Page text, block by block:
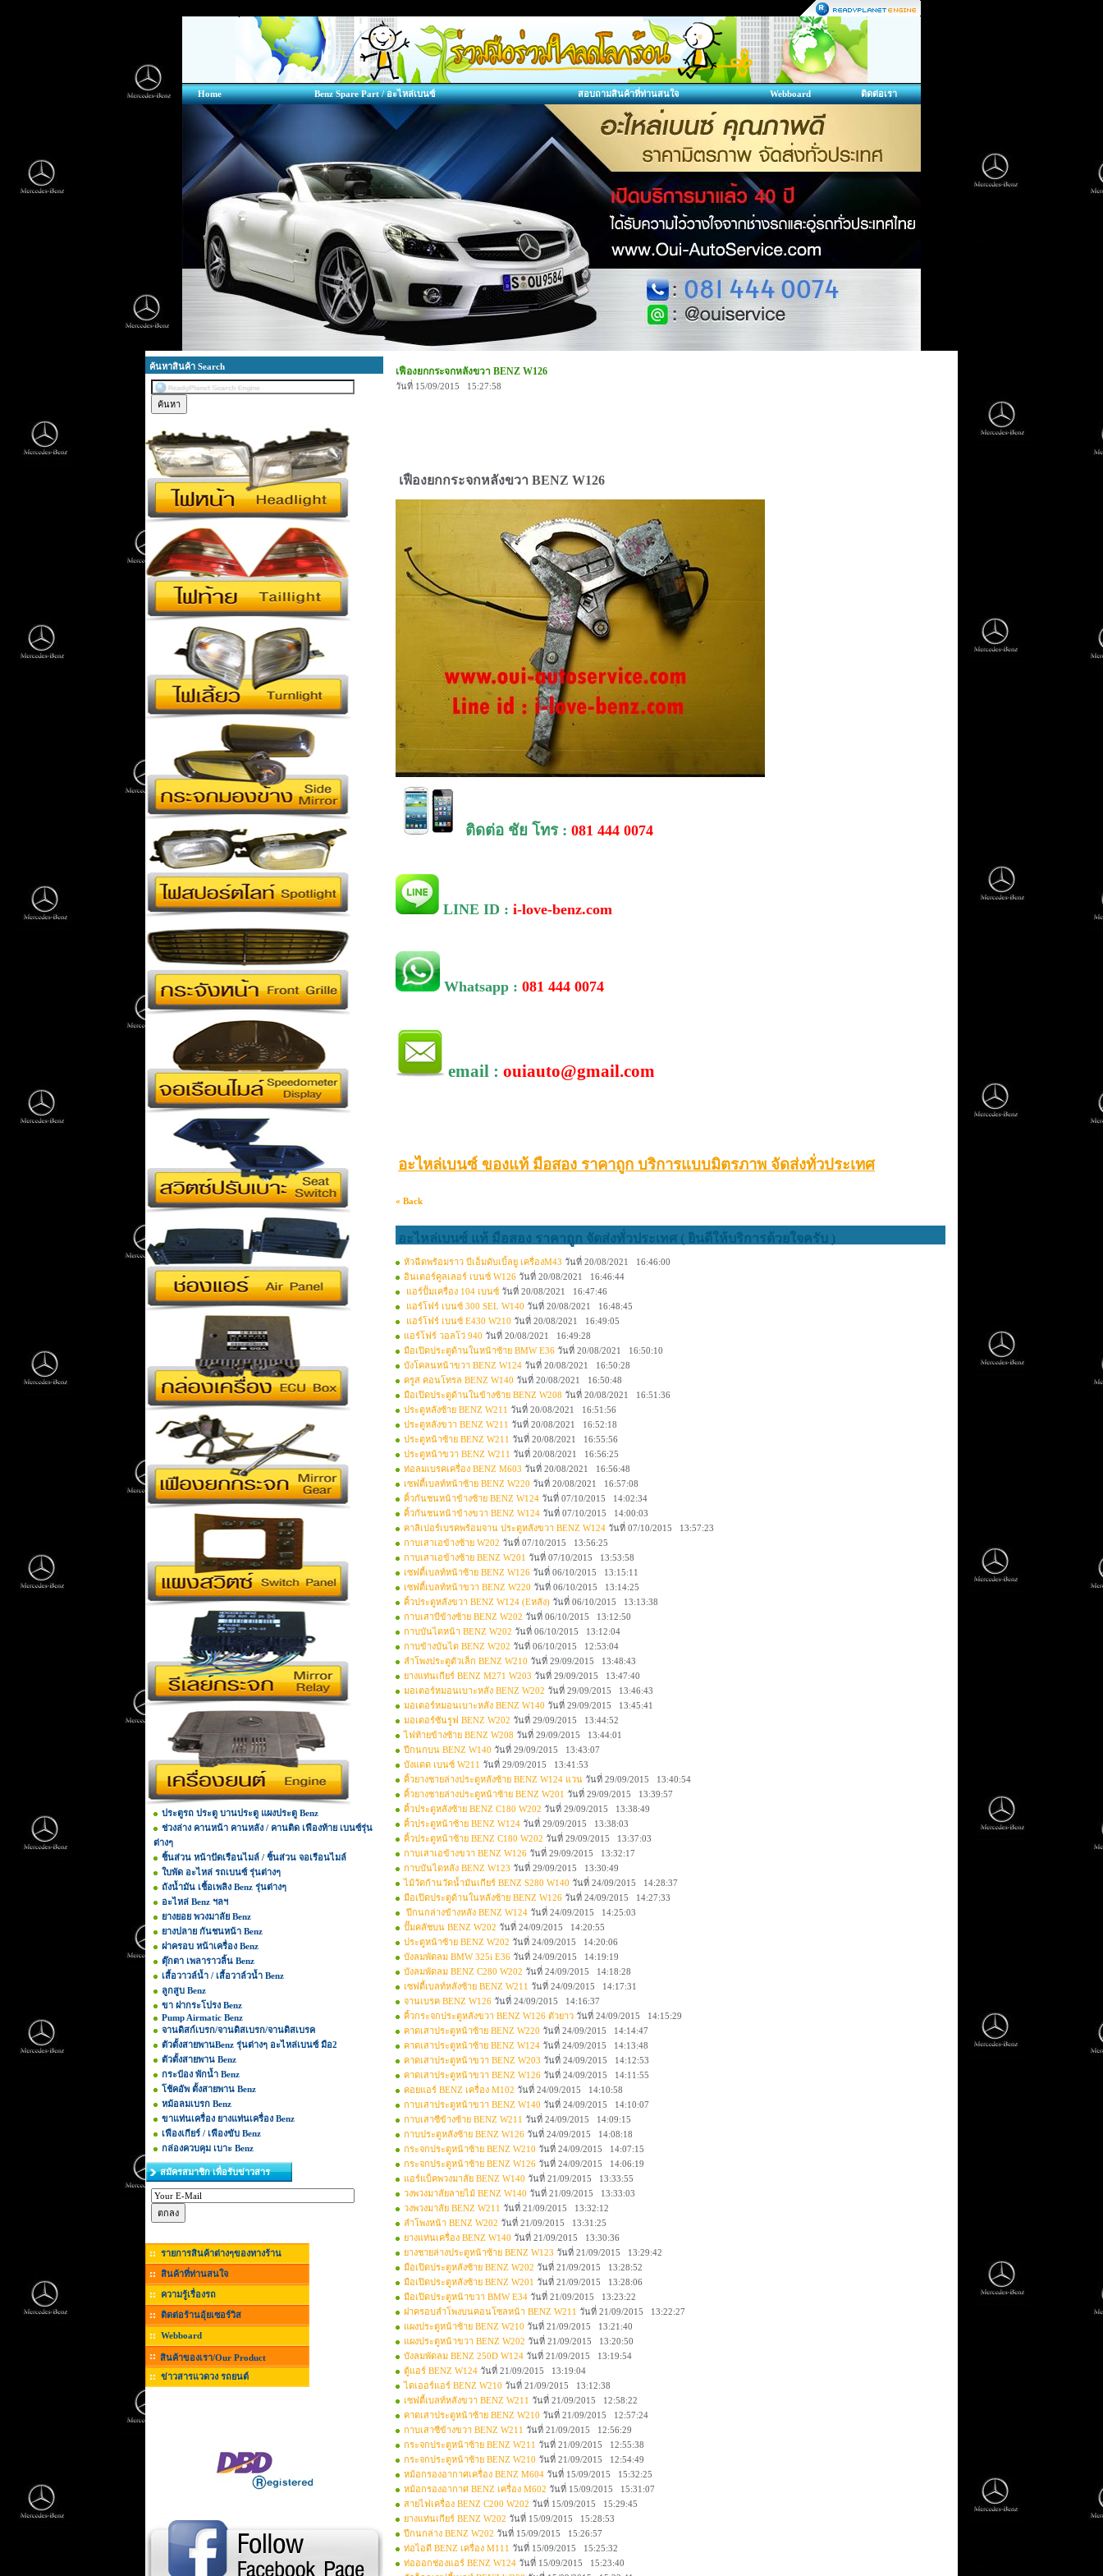
Home Benz Spare Part / อะไหล่เบนซ์ สอบถามสินค้าที่ท่านสนใจ Webboard ติดต่อเรา
ค้นหาสินค้า Search
ประตูรถ ประตู บานประตู แผงประตู Benz
ช่วงล่าง คานหน้า คานหลัง / คานติด เฟืองท้าย เบนซ์รุ่น
ต่างๆ
ชิ้นส่วน หน้าปัดเรือนไมล์ / ชิ้นส่วน จอเรือนไมล์
ใบพัด อะไหล่ รถเบนซ์ รุ่นต่างๆ
ถังน้ำมัน เชื้อเพลิง Benz รุ่นต่างๆ
อะไหล่ Benz ฯลฯ
ยางยอย พวงมาลัย Benz
ยางปลาย กันชนหน้า Benz
ฝาครอบ หน้าเครื่อง Benz
ตุ๊กตา เพลาราวลิ้น Benz
เสื้อวาวล์น้ำ / เสื้อวาล์วน้ำ Benz
ลูกสูบ Benz
ขา ฝากระโปรง Benz
Pump Airmatic Benz
จานดิสก์เบรก/จานดิสเบรก/จานดิสเบรค
ตัวตั้งสายพานBenz รุ่นต่างๆ อะไหล่เบนซ์ มือ2
ตัวตั้งสายพาน Benz
กระป๋อง พักน้ำ Benz
โช้คอัพ ตั้งสายพาน Benz
หม้อลมเบรก Benz
ขาแท่นเครื่อง ยางแท่นเครื่อง Benz
เฟืองเกียร์ / เฟืองขับ Benz
กล่องควบคุม เบาะ Benz
สมัครสมาชิก เพื่อรับข่าวสาร
รายการสินค้าต่างๆของทางร้าน
สินค้าที่ท่านสนใจ
ความรู้เรื่องรถ
ติดต่อร้านอุ้ยเซอร์วิส
Webboard
สินค้าของเรา/Our Product
ข่าวสารแวดวง รถยนต์
เฟืองยกกระจกหลังขวา BENZ W126
วันที่ 15/09/2015 15:27:58
เฟืองยกกระจกหลังขวา BENZ W126
ติดต่อ ชัย โทร : 081 444 0074
LINE ID : i-love-benz.com
Whatsapp : 081 444 0074
email : ouiauto@gmail.com
อะไหล่เบนซ์ ของแท้ มือสอง ราคาถูก บริการแบบมิตรภาพ จัดส่งทั่วประเทศ
« Back
อะไหล่เบนซ์ แท้ มือสอง ราคาถูก จัดส่งทั่วประเทศ ( ยินดีให้บริการด้วยใจครับ )
หัวฉีดพร้อมราว บีเอ็มดับเบิ้ลยู เครื่องM43 วันที่ 20/08/2021 16:46:00
อินเตอร์คูลเลอร์ เบนซ์ W126 วันที่ 20/08/2021 16:46:44
แอร์ปั้มเครื่อง 104 เบนซ์ วันที่ 20/08/2021 16:47:46
แอร์โฟร์ เบนซ์ 300 SEL W140 วันที่ 20/08/2021 16:48:45
แอร์โฟร์ เบนซ์ E430 W210 วันที่ 20/08/2021 16:49:05
แอร์โฟร์ วอลโว่ 940 วันที่ 20/08/2021 16:49:28
มือเปิดประตูด้านในหน้าซ้าย BMW E36 วันที่ 20/08/2021 16:50:10
บังโคลนหน้าขวา BENZ W124 วันที่ 20/08/2021 16:50:28
ครูส คอนโทรล BENZ W140 วันที่ 20/08/2021 16:50:48
มือเปิดประตูด้านในข้างซ้าย BENZ W208 วันที่ 20/08/2021 16:51:36
ประตูหลังซ้าย BENZ W211 วันที่ 20/08/2021 16:51:56
ประตูหลังขวา BENZ W211 วันที่ 20/08/2021 16:52:18
ประตูหน้าซ้าย BENZ W211 วันที่ 20/08/2021 16:55:56
ประตูหน้าขวา BENZ W211 วันที่ 20/08/2021 16:56:25
ท่อลมเบรคเครื่อง BENZ M603 วันที่ 20/08/2021 16:56:48
เซฟตี้เบลท์หน้าซ้าย BENZ W220 วันที่ 20/08/2021 16:57:08
คิ้วกันชนหน้าข้างซ้าย BENZ W124 วันที่ 07/10/2015 14:02:34
คิ้วกันชนหน้าข้างขวา BENZ W124 วันที่ 07/10/2015 14:00:03
คาลิเปอร์เบรคพร้อมจาน ประตูหลังขวา BENZ W124 วันที่ 07/10/2015 13:57:23
กาบเสาเอข้างซ้าย W202 วันที่ 07/10/2015 13:56:25
กาบเสาเอข้างซ้าย BENZ W201 วันที่ 07/10/2015 13:53:58
เซฟตี้เบลท์หน้าซ้าย BENZ W126 วันที่ 06/10/2015 13:15:11
เซฟตี้เบลท์หน้าขวา BENZ W220 วันที่ 06/10/2015 13:14:25
คิ้วประตูหลังขวา BENZ W124 (Eหลัง) วันที่ 06/10/2015 13:13:38
กาบเสาบีข้างซ้าย BENZ W202 วันที่ 06/10/2015 13:12:50
กาบบันไดหน้า BENZ W202 วันที่ 06/10/2015 13:12:04
กาบข้างบันได BENZ W202 วันที่ 06/10/2015 12:53:04
ลำโพงประตูตัวเล็ก BENZ W210 วันที่ 29/09/2015 13:48:43
ยางแท่นเกียร์ BENZ M271 W203 วันที่ 29/09/2015 13:47:40
มอเตอร์หมอนเบาะหลัง BENZ W202 วันที่ 29/09/2015 13:46:43
มอเตอร์หมอนเบาะหลัง BENZ W140 วันที่ 29/09/2015 13:45:41
มอเตอร์ซันรูฟ BENZ W202 วันที่ 29/09/2015 13:44:52
ไฟท้ายข้างซ้าย BENZ W208 วันที่ 29/09/2015 13:44:01
ปีกนกบน BENZ W140 วันที่ 29/09/2015 13:43:07
บังแดด เบนซ์ W211 วันที่ 29/09/2015 13:41:53
คิ้วยางชายล่างประตูหลังซ้าย BENZ W124 แวน วันที่ 29/09/2015 13:40:54
คิ้วยางชายล่างประตูหน้าซ้าย BENZ W201 วันที่ 29/09/2015 13:39:57
คิ้วประตูหลังซ้าย BENZ C180 W202 วันที่ 29/09/2015 13:38:49
คิ้วประตูหน้าซ้าย BENZ W124 วันที่ 29/09/2015 13:38:03
คิ้วประตูหน้าซ้าย BENZ C180 W202 วันที่ 29/09/2015 13:37:03
กาบเสาเอข้างขวา BENZ W126 วันที่ 29/09/2015 13:32:17
กาบบันไดหลัง BENZ W123 วันที่ 29/09/2015 13:30:49
ไม้วัดก้านวัดน้ำมันเกียร์ BENZ S280 W140 วันที่ 24/09/2015 14:28:37
มือเปิดประตูด้านในหลังซ้าย BENZ W126 วันที่ 24/09/2015 14:27:33
ปีกนกล่างข้างหลัง BENZ W124 วันที่ 24/09/2015 14:25:03
ปั๊มคลัชบน BENZ W202 วันที่ 24/09/2015 14:20:55
ประตูหน้าซ้าย BENZ W202 วันที่ 24/09/2015 14:20:06
บังลมพัดลม BMW 325i E36 วันที่ 24/09/2015 14:19:19
บังลมพัดลม BENZ C280 W202 วันที่ 24/09/2015 14:18:28
เซฟตี้เบลท์หลังซ้าย BENZ W211 วันที่ 24/09/2015 14:17:31
จานเบรค BENZ W126 วันที่ 24/09/2015 14:16:37
คิ้วกระจกประตูหลังขวา BENZ W126 ตัวยาว วันที่ 24/09/2015 14:15:29
คาดเสาประตูหน้าซ้าย BENZ W220 วันที่ 24/09/2015 14:14:47
คาดเสาประตูหน้าซ้าย BENZ W124 วันที่ 24/09/2015 14:13:48
คาดเสาประตูหน้าขวา BENZ W203 วันที่ 24/09/2015 14:12:53
คาดเสาประตูหน้าขวา BENZ W126 วันที่ 24/09/2015 14:11:55
คอยแอร์ BENZ เครื่อง M102 วันที่ 24/09/2015 14:10:58
กาบเสาประตูหน้าขวา BENZ W140 วันที่ 24/09/2015 14:10:07
กาบเสาซีข้างซ้าย BENZ W211 วันที่ 24/09/2015 14:09:15
กาบประตูหลังซ้าย BENZ W126 วันที่ 24/09/2015 14:08:18
กระจกประตูหน้าซ้าย BENZ W210 วันที่ 24/09/2015 14:07:15
กระจกประตูหน้าซ้าย BENZ W126 วันที่ 24/09/2015 14:06:19
แอร์แบ็คพวงมาลัย BENZ W140 วันที่ 21/09/2015 13:33:55
วงพวงมาลัยลายไม้ BENZ W140 วันที่ 21/09/2015 13:33:03
วงพวงมาลัย BENZ W211 วันที่ 21/09/2015 13:32:12
ลำโพงหน้า BENZ W202 วันที่ 21/09/2015 13:31:25
ยางแท่นเครื่อง BENZ W140 วันที่ 21/09/2015 13:30:36
ยางชายล่างประตูหน้าซ้าย BENZ W123 วันที่ 21/09/2015 13:29:42
มือเปิดประตูหลังซ้าย BENZ W202 วันที่ 21/09/2015 13:28:52
มือเปิดประตูหลังซ้าย BENZ W201 วันที่ 21/09/2015 13:28:06
มือเปิดประตูหน้าขวา BMW E34 วันที่ 21/09/2015 13:23:22
ฝาครอบลำโพงบนคอนโซลหน้า BENZ W211 วันที่ 21/09/2015 13:22:27
แผงประตูหน้าซ้าย BENZ W210 วันที่ 21/09/2015 13:21:40
แผงประตูหน้าขวา BENZ W202 วันที่ 21/09/2015 13:20:50
บังลมพัดลม BENZ 250D W124 วันที่ 21/09/2015 13:19:54
ตู้แอร์ BENZ W124 วันที่ 21/09/2015 13:19:04
ไดเออร์แอร์ BENZ W210 วันที่ 21/09/2015 13:12:38
เซฟตี้เบลท์หลังขวา BENZ W211 วันที่ 21/09/2015 12:58:22
คาดเสาประตูหน้าซ้าย BENZ W210 วันที่ 21/09/2015 12:57:24
กาบเสาซีข้างขวา BENZ W211 วันที่ 21/09/2015 12:56:29
กระจกประตูหน้าซ้าย BENZ W211 วันที่ 21/09/2015 12:55:38
กระจกประตูหน้าซ้าย BENZ W210 วันที่ 21/09/2015 12:54:49
หม้อกรองอากาศเครื่อง BENZ M604 วันที่ 15/09/2015 15:32:25
หม้อกรองอากาศ BENZ เครื่อง M602 วันที่ 15/09/2015 15:31:07
สายไฟเครื่อง BENZ C200 W202 วันที่ 15/09/2015 15:29:45
ยางแท่นเกียร์ BENZ W202 วันที่ 15/09/2015 15:28:53
ปีกนกล่าง BENZ W202 วันที่ 15/09/2015 15:26:57
ท่อไอดี BENZ เครื่อง M111 วันที่ 15/09/2015 15:25:32
ท่อออกช่องแอร์ BENZ W124 วันที่ 15/09/2015 15:23:40